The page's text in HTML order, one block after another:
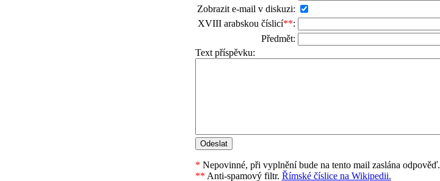
Zobrazit e-mail v diskuzi:
XVIII arabskou číslicí**:
Předmět:
Text příspěvku:
* Nepovinné, při vyplnění bude na tento mail zaslána odpověď.
** Anti-spamový filtr. Římské číslice na Wikipedii.